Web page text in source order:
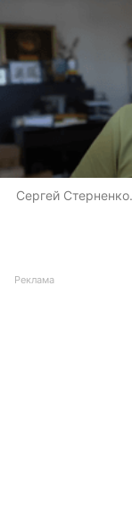
Сергей
Реклама